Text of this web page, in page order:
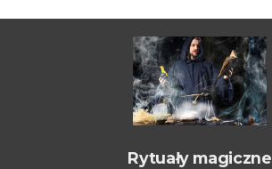
Rytuały magiczne